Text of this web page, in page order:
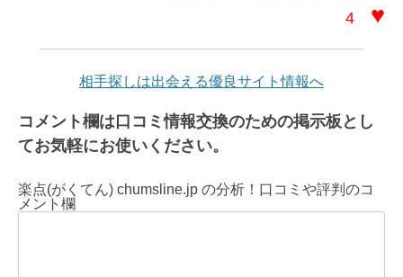
4 ♥
相手探しは出会える優良サイト情報へ
コメント欄は口コミ情報交換のための掲示板とし
てお気軽にお使いください。
楽点(がくてん) chumsline.jp の分析！口コミや評判のコ
メント欄